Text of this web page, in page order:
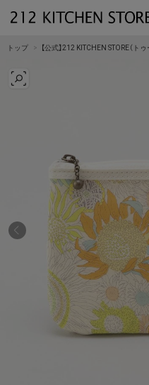
買いもの
212 KITCHEN
Instagram Facebook
トップ 【公式】212 KITCHEN STORE（